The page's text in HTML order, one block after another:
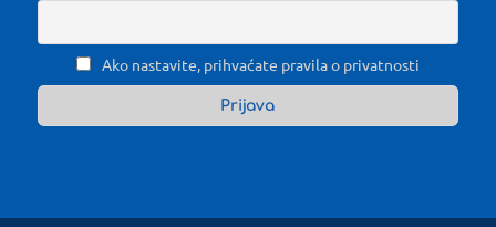
Ako nastavite, prihvaćate pravila o privatnosti